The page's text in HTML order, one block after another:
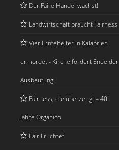
Der Faire Handel wächst!
Landwirtschaft braucht Fairness
Vier Erntehelfer in Kalabrien
ermordet - Kirche fordert Ende der
Ausbeutung
Fairness, die überzeugt – 40
Jahre Organico
Fair Fruchtet!